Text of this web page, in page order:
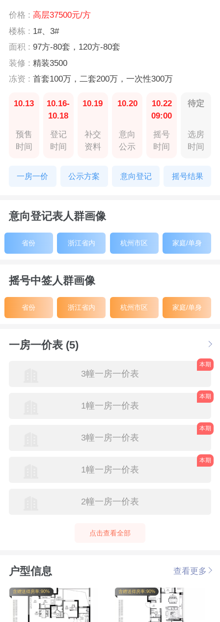
价格 : 高层37500元/方
楼栋 : 1#、3#
面积 : 97方-80套，120方-80套
装修 : 精装3500
冻资 : 首套100万，二套200万，一次性300万
10.13
预售
时间
10.16-
10.18
登记
时间
10.19
补交
资料
10.20
意向
公示
10.22
09:00
摇号
时间
待定
选房
时间
一房一价 公示方案 意向登记 摇号结果
意向登记表人群画像
省份 浙江省内 杭州市区 家庭/单身
摇号中签人群画像
省份 浙江省内 杭州市区 家庭/单身
一房一价表 (5)
3幢一房一价表
本期
1幢一房一价表
本期
3幢一房一价表
本期
1幢一房一价表
本期
2幢一房一价表
点击查看全部
户型信息 查看更多
含赠送得房率:90% 含赠送得房率:90%